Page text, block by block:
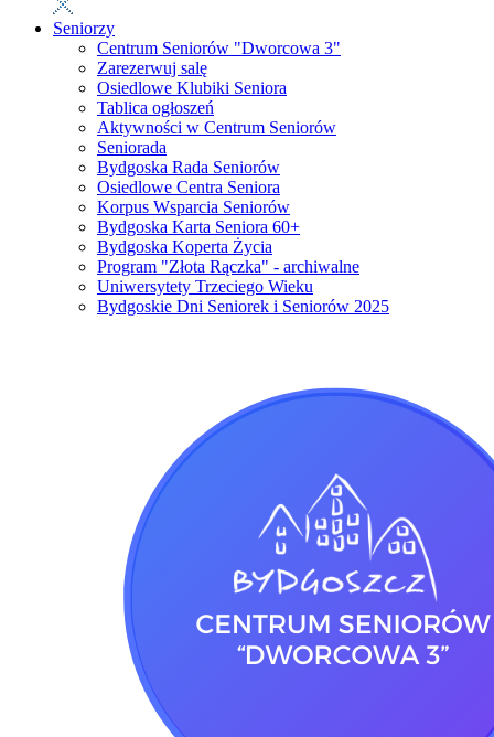
Seniorzy
Centrum Seniorów "Dworcowa 3"
Zarezerwuj salę
Osiedlowe Klubiki Seniora
Tablica ogłoszeń
Aktywności w Centrum Seniorów
Seniorada
Bydgoska Rada Seniorów
Osiedlowe Centra Seniora
Korpus Wsparcia Seniorów
Bydgoska Karta Seniora 60+
Bydgoska Koperta Życia
Program "Złota Rączka" - archiwalne
Uniwersytety Trzeciego Wieku
Bydgoskie Dni Seniorek i Seniorów 2025